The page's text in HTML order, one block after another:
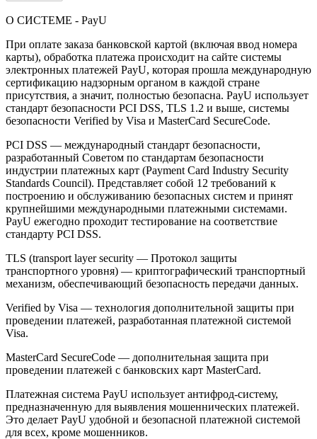
О СИСТЕМЕ - PayU
При оплате заказа банковской картой (включая ввод номера
карты), обработка платежа происходит на сайте системы
электронных платежей PayU, которая прошла международную
сертификацию надзорным органом в каждой стране
присутствия, а значит, полностью безопасна. PayU использует
стандарт безопасности PCI DSS, TLS 1.2 и выше, системы
безопасности Verified by Visa и MasterCard SecureCode.
PCI DSS — международный стандарт безопасности,
разработанный Советом по стандартам безопасности
индустрии платежных карт (Payment Card Industry Security
Standards Council). Представляет собой 12 требований к
построению и обслуживанию безопасных систем и принят
крупнейшими международными платежными системами.
PayU ежегодно проходит тестирование на соответствие
стандарту PCI DSS.
TLS (transport layer security — Протокол защиты
транспортного уровня) — криптографический транспортный
механизм, обеспечивающий безопасность передачи данных.
Verified by Visa — технология дополнительной защиты при
проведении платежей, разработанная платежной системой
Visa.
MasterCard SecureCode — дополнительная защита при
проведении платежей с банковских карт MasterCard.
Платежная система PayU использует антифрод-систему,
предназначенную для выявления мошеннических платежей.
Это делает PayU удобной и безопасной платежной системой
для всех, кроме мошенников.